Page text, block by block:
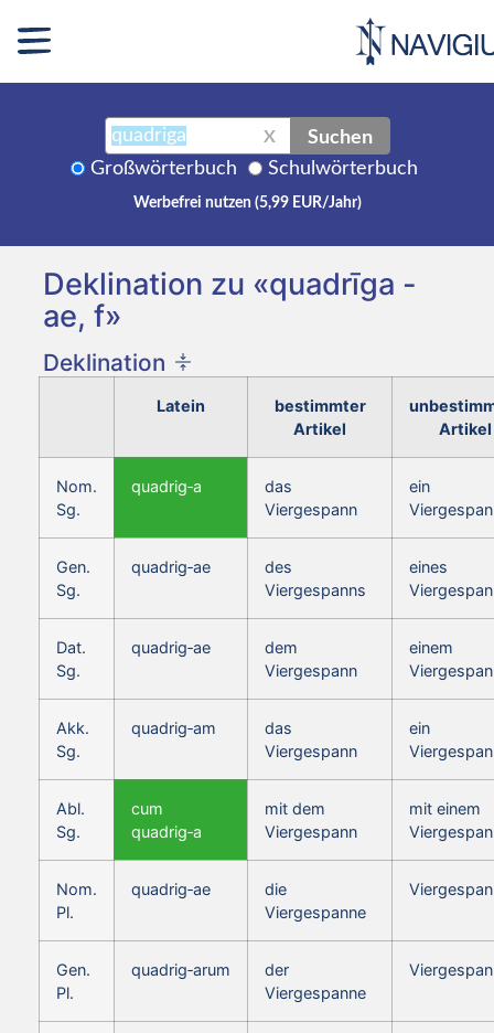
X Suchen
Großwörterbuch Schulwörterbuch
Werbefrei nutzen (5,99 EUR/Jahr)
Deklination zu «quadrīga -
ae, f»
Deklination
Latein
bestimmter
Artikel
Artikel
Nom.
Sg.
quadrig‑a
das
Viergespann
ein
Gen.
Sg.
quadrig‑ae
des
Viergespanns
eines
Dat.
Sg.
quadrig‑ae
dem
Viergespann
einem
Akk.
Sg.
quadrig‑am
das
Viergespann
ein
Abl.
Sg.
cum
quadrig‑a
mit dem
Viergespann
mit einem
Nom.
Pl.
quadrig‑ae
die
Viergespanne
Gen.
Pl.
quadrig‑arum
der
Viergespanne